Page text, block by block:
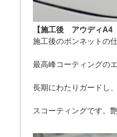
【施工後 アウディA4
施工後のボンネットの
最高峰コーティングの
長期にわたりガードし
スコーティングです。